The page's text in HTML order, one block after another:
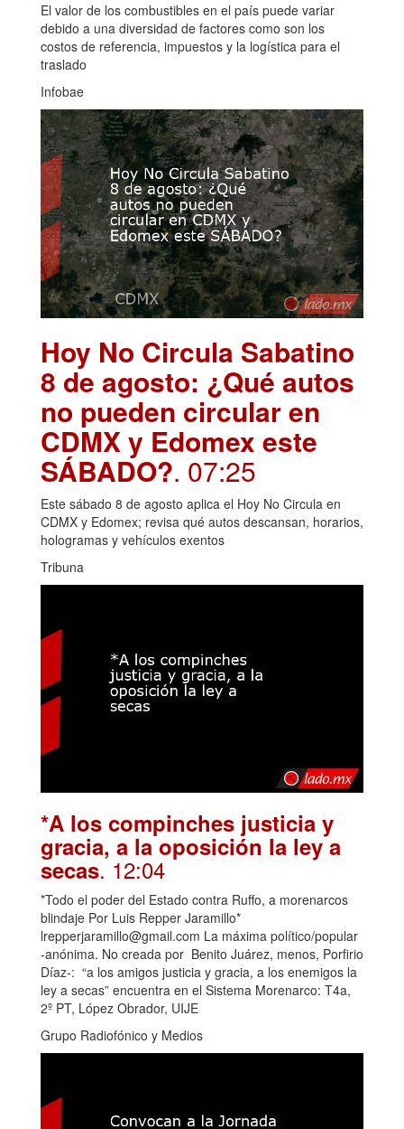
El valor de los combustibles en el país puede variar
debido a una diversidad de factores como son los
costos de referencia, impuestos y la logística para el
traslado
Infobae
Hoy No Circula Sabatino
8 de agosto: ¿Qué autos
no pueden circular en
CDMX y Edomex este
SÁBADO?. 07:25
Este sábado 8 de agosto aplica el Hoy No Circula en
CDMX y Edomex; revisa qué autos descansan, horarios,
hologramas y vehículos exentos
Tribuna
*A los compinches justicia y
gracia, a la oposición la ley a
secas. 12:04
*Todo el poder del Estado contra Ruffo, a morenarcos
blindaje Por Luis Repper Jaramillo*
lrepperjaramillo@gmail.com La máxima político/popular
-anónima. No creada por Benito Juárez, menos, Porfirio
Díaz-: “a los amigos justicia y gracia, a los enemigos la
ley a secas” encuentra en el Sistema Morenarco: T4a,
2º PT, López Obrador, UIJE
Grupo Radiofónico y Medios